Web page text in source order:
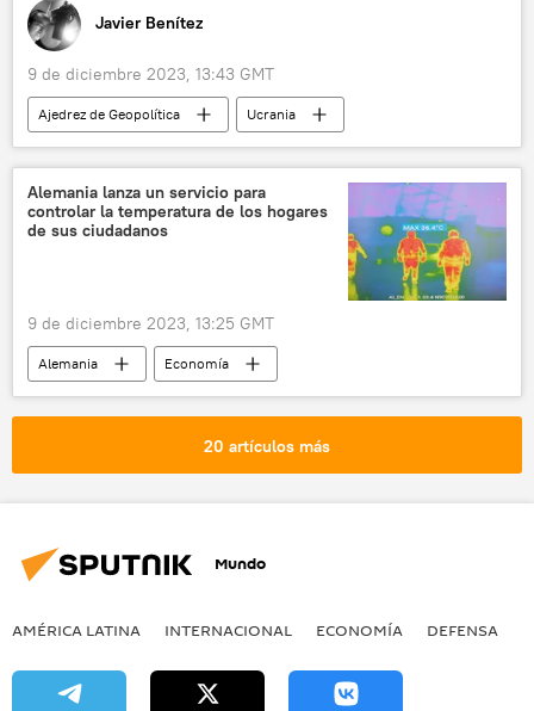
Javier Benítez
9 de diciembre 2023, 13:43 GMT
Ajedrez de Geopolítica
Ucrania
EEUU
🌍 Europa
📰 Suministro de armas a Ucrania
Volodímir Zelenski
política
Alemania lanza un servicio para
controlar la temperatura de los hogares
de sus ciudadanos
9 de diciembre 2023, 13:25 GMT
Alemania
Economía
Christian Lindner
Colonia
energía
📰 Consecuencias económicas de las sanciones occidentales contra Rusia
crisis económica
🌍 Europa
20 artículos más
Mundo
AMÉRICA LATINA INTERNACIONAL ECONOMÍA DEFENSA